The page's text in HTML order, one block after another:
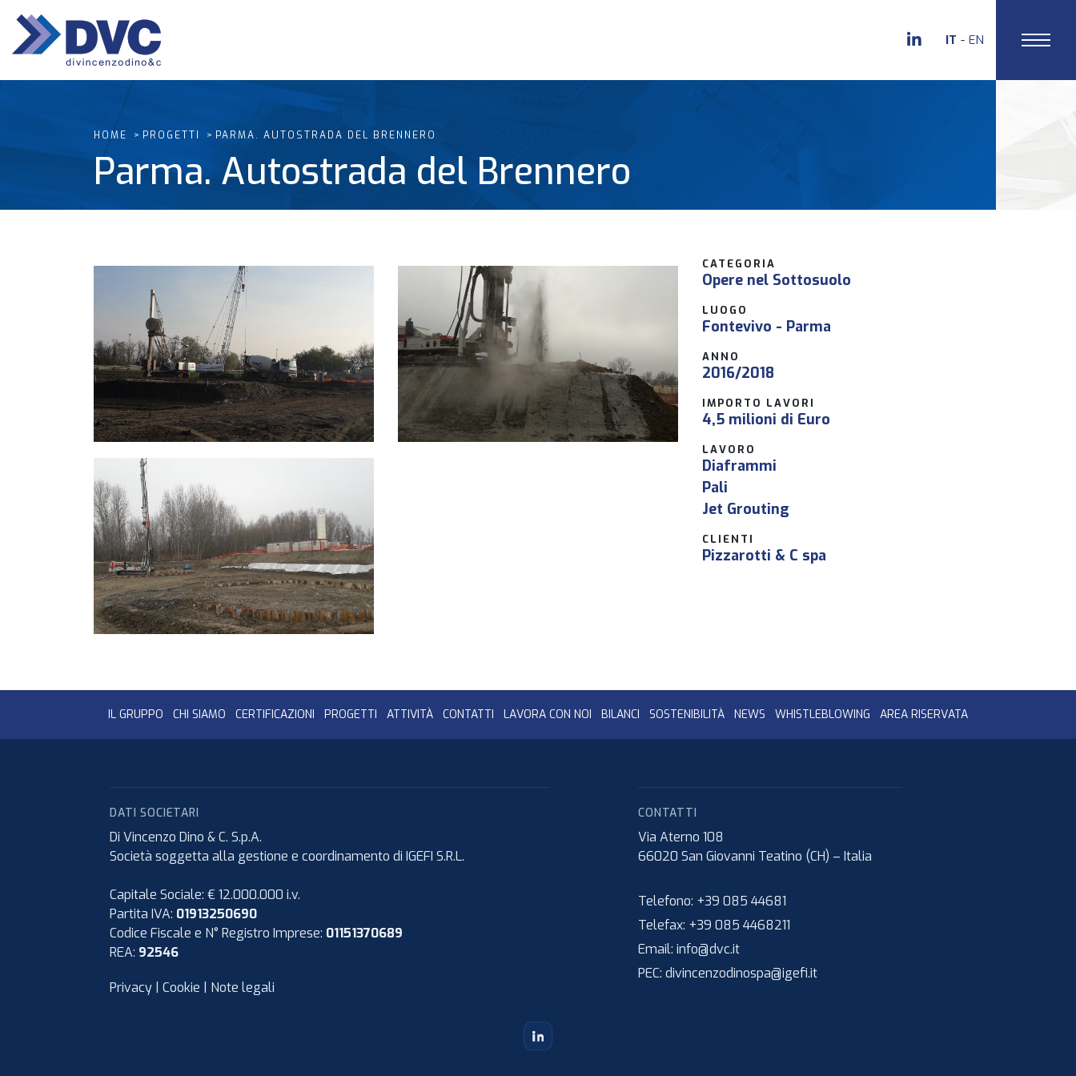
IT EN
HOME PROGETTI PARMA. AUTOSTRADA DEL BRENNERO
Parma. Autostrada del Brennero
CATEGORIA
Opere nel Sottosuolo
LUOGO
Fontevivo - Parma
ANNO
2016/2018
IMPORTO LAVORI
4,5 milioni di Euro
LAVORO
Diaframmi
Pali
Jet Grouting
CLIENTI
Pizzarotti & C spa
IL GRUPPO CHI SIAMO CERTIFICAZIONI PROGETTI ATTIVITÀ CONTATTI LAVORA CON NOI BILANCI SOSTENIBILITÀ NEWS WHISTLEBLOWING AREA RISERVATA
DATI SOCIETARI
Di Vincenzo Dino & C. S.p.A.
Società soggetta alla gestione e coordinamento di IGEFI S.R.L.
Capitale Sociale: € 12.000.000 i.v.
Partita IVA: 01913250690
Codice Fiscale e N° Registro Imprese: 01151370689
REA: 92546
Privacy Cookie Note legali
CONTATTI
Via Aterno 108
66020 San Giovanni Teatino (CH) – Italia
Telefono: +39 085 44681
Telefax: +39 085 4468211
Email: info@dvc.it
PEC: divincenzodinospa@igefi.it